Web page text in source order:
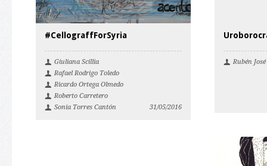
#CellograffForSyria
Giuliana Scillia
Rafael Rodrigo Toledo
Ricardo Ortega Olmedo
Roberto Carretero
Sonia Torres Cantón
31/05/2016
Rubén